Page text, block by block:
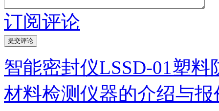
订阅评论
智能密封仪LSSD-01塑
材料检测仪器的介绍与报